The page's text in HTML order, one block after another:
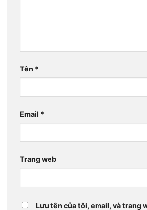
Tên *
Email *
Trang web
Lưu tên của tôi, email, và trang